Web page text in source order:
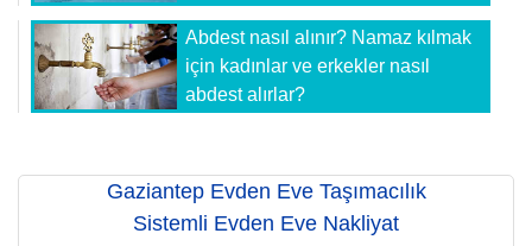
Abdest nasıl alınır? Namaz kılmak
için kadınlar ve erkekler nasıl
abdest alırlar?
Gaziantep Evden Eve Taşımacılık
Sistemli Evden Eve Nakliyat